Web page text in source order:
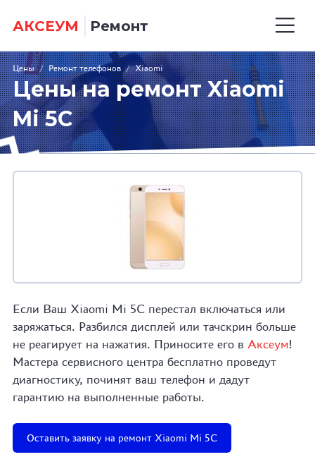
АКСЕУМ Ремонт
Цены / Ремонт телефонов / Xiaomi
Цены на ремонт Xiaomi
Mi 5C
Если Ваш Xiaomi Mi 5C перестал включаться или
заряжаться. Разбился дисплей или тачскрин больше
не реагирует на нажатия. Приносите его в Аксеум!
Мастера сервисного центра бесплатно проведут
диагностику, починят ваш телефон и дадут
гарантию на выполненные работы.
Оставить заявку на ремонт Xiaomi Mi 5C